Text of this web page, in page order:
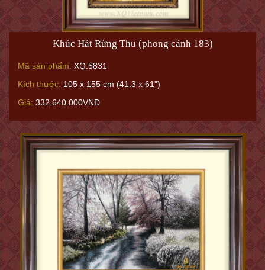
Khúc Hát Rừng Thu (phong cảnh 183)
Mã sản phẩm: XQ.5831
Kích thước: 105 x 155 cm (41.3 x 61")
Giá: 332.640.000VNĐ